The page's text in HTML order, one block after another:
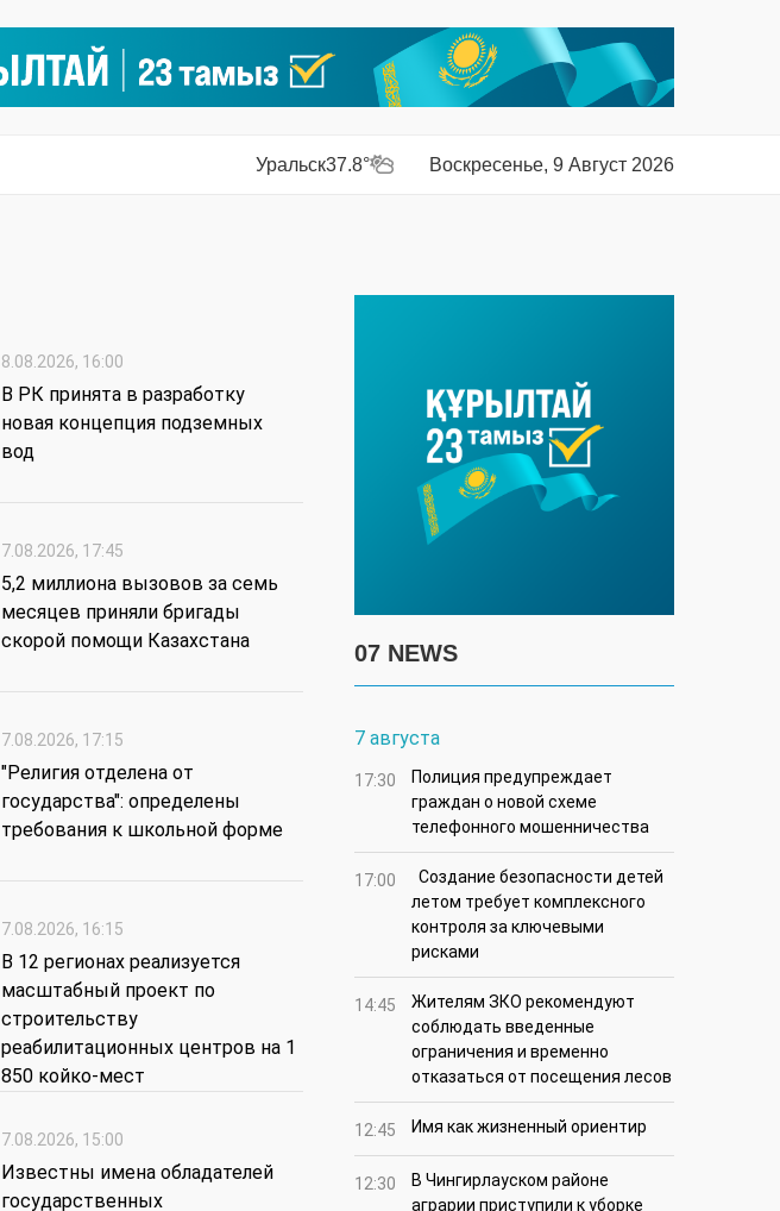
Уральск37.8° Воскресенье, 9 Август 2026
8.08.2026, 16:00
В РК принята в разработку
новая концепция подземных
вод
7.08.2026, 17:45
5,2 миллиона вызовов за семь
месяцев приняли бригады
скорой помощи Казахстана
7.08.2026, 17:15
"Религия отделена от
государства": определены
требования к школьной форме
7.08.2026, 16:15
В 12 регионах реализуется
масштабный проект по
строительству
реабилитационных центров на 1
850 койко-мест
7.08.2026, 15:00
Известны имена обладателей
государственных
07 NEWS
7 августа
17:30
Полиция предупреждает
граждан о новой схеме
телефонного мошенничества
17:00
Создание безопасности детей
летом требует комплексного
контроля за ключевыми
рисками
14:45
Жителям ЗКО рекомендуют
соблюдать введенные
ограничения и временно
отказаться от посещения лесов
12:45 Имя как жизненный ориентир
12:30
В Чингирлауском районе
аграрии приступили к уборке